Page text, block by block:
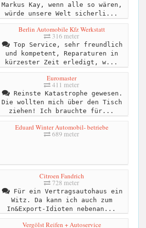
Markus Kay, wenn alle so wären,
würde unsere Welt sicherli...
Berlin Automobile Kfz Werkstatt
316 meter
Top Service, sehr freundlich
und kompetent, Reparaturen in
kürzester Zeit erledigt, w...
Euromaster
411 meter
Reinste Katastrophe gewesen.
Die wollten mich über den Tisch
ziehen! Ich brauchte für...
Eduard Winter Automobil- betriebe
689 meter
Citroen Fandrich
728 meter
Für ein Vertragsautohaus ein
Witz. Da kann ich auch zum
In&Export-Idioten nebenan...
Vergölst Reifen + Autoservice